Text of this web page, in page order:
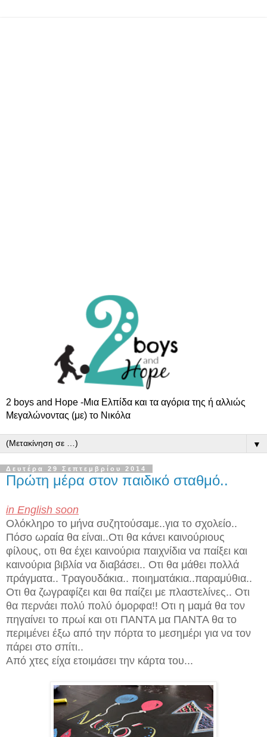
2 boys and Hope -Μια Ελπίδα και τα αγόρια της ή αλλιώς
Μεγαλώνοντας (με) το Νικόλα
▼
Δευτέρα 29 Σεπτεμβρίου 2014
Πρώτη μέρα στον παιδικό σταθμό..
in English soon
Ολόκληρο το μήνα συζητούσαμε..για το σχολείο..
Πόσο ωραία θα είναι..Οτι θα κάνει καινούριους
φίλους, οτι θα έχει καινούρια παιχνίδια να παίξει και
καινούρια βιβλία να διαβάσει.. Οτι θα μάθει πολλά
πράγματα.. Τραγουδάκια.. ποιηματάκια..παραμύθια..
Οτι θα ζωγραφίζει και θα παίζει με πλαστελίνες.. Οτι
θα περνάει πολύ πολύ όμορφα!! Οτι η μαμά θα τον
πηγαίνει το πρωί και οτι ΠΑΝΤΑ μα ΠΑΝΤΑ θα το
περιμένει έξω από την πόρτα το μεσημέρι για να τον
πάρει στο σπίτι..
Από χτες είχα ετοιμάσει την κάρτα του...